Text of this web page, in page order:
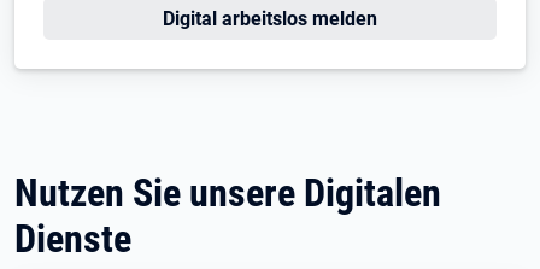
Öffnet in neuem Tab
Digital arbeitslos melden
Nutzen Sie unsere Digitalen
Dienste